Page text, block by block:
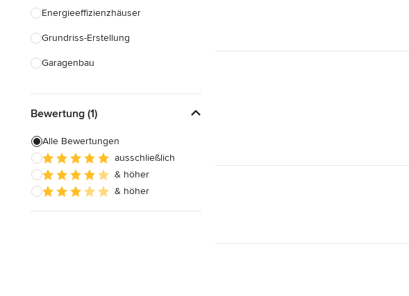
Energieeffizienzhäuser
Grundriss-Erstellung
Garagenbau
Baudenkmalpflege
Hausanbau
Hauserweiterungen
Hausbau
Bewertung (1)
Alle Bewertungen
ausschließlich
& höher
& höher